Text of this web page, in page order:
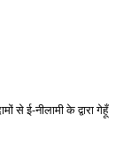
से ई-नीलामी के द्वारा गेहूँ